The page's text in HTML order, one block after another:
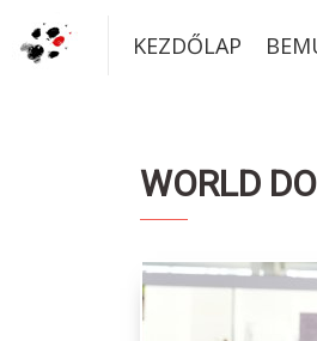
KEZDŐLAP
WORLD